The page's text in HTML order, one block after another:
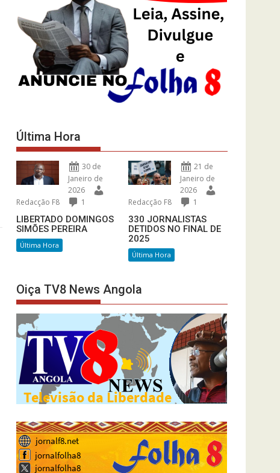
Última Hora
30 de
Janeiro de
2026
Redacção F8
1
LIBERTADO DOMINGOS
SIMÕES PEREIRA
Última Hora
21 de
Janeiro de
2026
Redacção F8
1
330 JORNALISTAS
DETIDOS NO FINAL DE
2025
Última Hora
Oiça TV8 News Angola